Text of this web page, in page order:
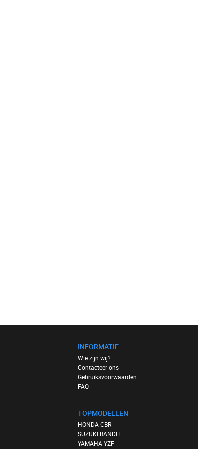
INFORMATIE
Wie zijn wij?
Contacteer ons
Gebruiksvoorwaarden
FAQ
TOPMODELLEN
HONDA CBR
SUZUKI BANDIT
YAMAHA YZF